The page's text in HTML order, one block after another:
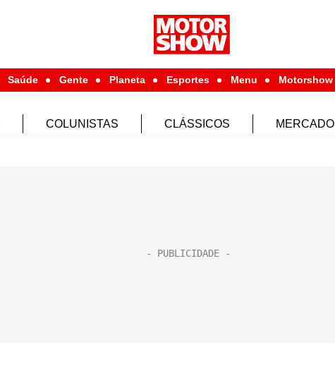
Saúde Gente Planeta Esportes Menu Motorshow
COLUNISTAS CLÁSSICOS MERCADO